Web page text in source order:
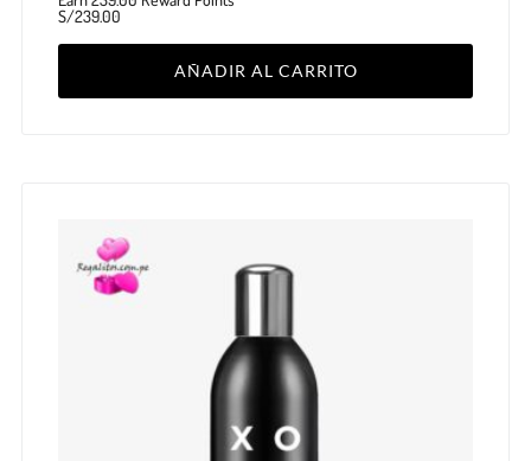
S/239.00
AÑADIR AL CARRITO